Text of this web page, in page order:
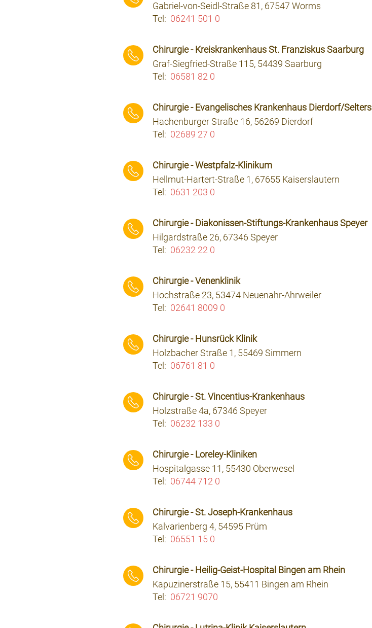
Gabriel-von-Seidl-Straße 81, 67547 Worms
Tel: 06241 501 0
Chirurgie - Kreiskrankenhaus St. Franziskus Saarburg
Graf-Siegfried-Straße 115, 54439 Saarburg
Tel: 06581 82 0
Chirurgie - Evangelisches Krankenhaus Dierdorf/Selters
Hachenburger Straße 16, 56269 Dierdorf
Tel: 02689 27 0
Chirurgie - Westpfalz-Klinikum
Hellmut-Hartert-Straße 1, 67655 Kaiserslautern
Tel: 0631 203 0
Chirurgie - Diakonissen-Stiftungs-Krankenhaus Speyer
Hilgardstraße 26, 67346 Speyer
Tel: 06232 22 0
Chirurgie - Venenklinik
Hochstraße 23, 53474 Neuenahr-Ahrweiler
Tel: 02641 8009 0
Chirurgie - Hunsrück Klinik
Holzbacher Straße 1, 55469 Simmern
Tel: 06761 81 0
Chirurgie - St. Vincentius-Krankenhaus
Holzstraße 4a, 67346 Speyer
Tel: 06232 133 0
Chirurgie - Loreley-Kliniken
Hospitalgasse 11, 55430 Oberwesel
Tel: 06744 712 0
Chirurgie - St. Joseph-Krankenhaus
Kalvarienberg 4, 54595 Prüm
Tel: 06551 15 0
Chirurgie - Heilig-Geist-Hospital Bingen am Rhein
Kapuzinerstraße 15, 55411 Bingen am Rhein
Tel: 06721 9070